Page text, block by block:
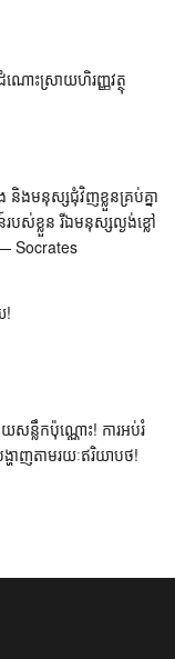
ណោះស្រាយហិរញ្ញវត្ថុ
និងមនុស្សជុំវិញខ្លួនគ្រប់គ្នា
ស់ខ្លួន រីឯមនុស្សល្ងង់ខ្លៅ
Socrates
!
សន្លឹកប៉ុណ្ណោះ! ការអប់រំ
ហាញតាមរយៈឥរិយាបថ!